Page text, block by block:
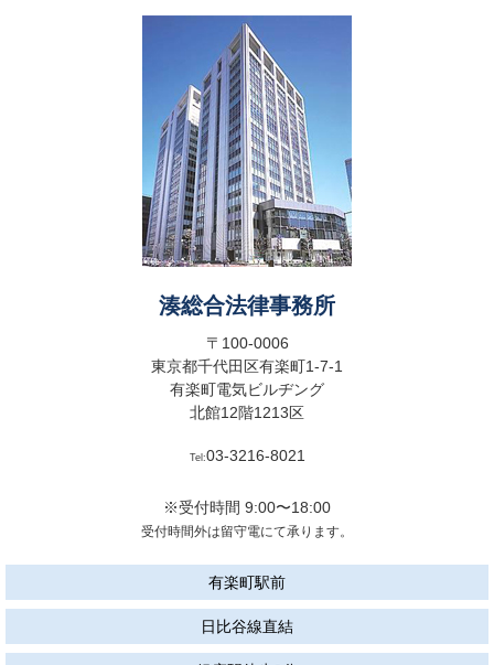
湊総合法律事務所
〒100-0006
東京都千代田区有楽町1-7-1
有楽町電気ビルヂング
北館12階1213区
Tel:03-3216-8021
※受付時間 9:00〜18:00
受付時間外は留守電にて承ります。
有楽町駅前
日比谷線直結